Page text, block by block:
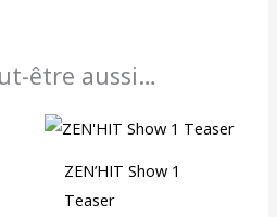
être aussi…
ZEN’HIT Show 1
Teaser